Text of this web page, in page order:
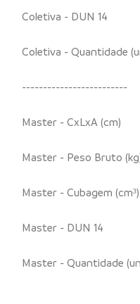
Coletiva - DUN 14
Coletiva - Quantidade
-------------------------
Master - CxLxA (cm)
Master - Peso Bruto
Master - Cubagem (cm³)
Master - DUN 14
Master - Quantidade